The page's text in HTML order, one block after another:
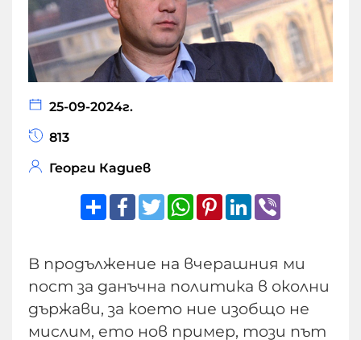
25-09-2024г.
813
Георги Кадиев
ShareFacebook
TwitterWhatsApp
Pinterest
LinkedIn
В продължение на вчерашния ми
пост за данъчна политика в околни
държави, за което ние изобщо не
мислим, ето нов пример, този път